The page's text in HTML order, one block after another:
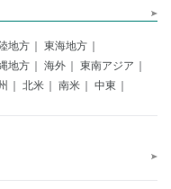
地方
東海地方
地方 海外
東南アジア
北米 南米
中東